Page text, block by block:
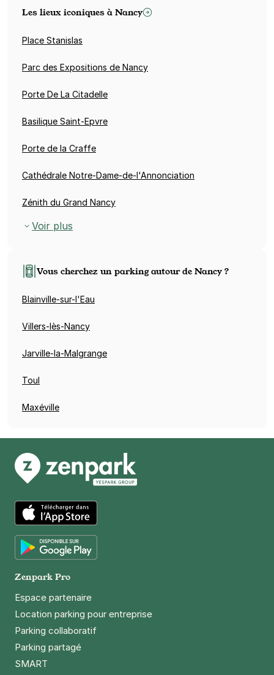
Les lieux iconiques à Nancy
Place Stanislas
Parc des Expositions de Nancy
Porte De La Citadelle
Basilique Saint-Epvre
Porte de la Craffe
Cathédrale Notre-Dame-de-l'Annonciation
Zénith du Grand Nancy
Voir plus
Vous cherchez un parking autour de Nancy ?
Blainville-sur-l'Eau
Villers-lès-Nancy
Jarville-la-Malgrange
Toul
Maxéville
App Store
Zenpark Pro
Espace partenaire
Location parking pour entreprise
Parking collaboratif
Parking partagé
SMART